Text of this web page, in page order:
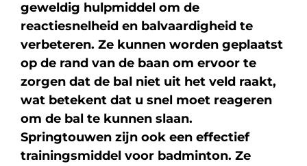
geweldig hulpmiddel om de
reactiesnelheid en balvaardigheid te
verbeteren. Ze kunnen worden geplaatst
op de rand van de baan om ervoor te
zorgen dat de bal niet uit het veld raakt,
wat betekent dat u snel moet reageren
om de bal te kunnen slaan.
Springtouwen zijn ook een effectief
trainingsmiddel voor badminton. Ze